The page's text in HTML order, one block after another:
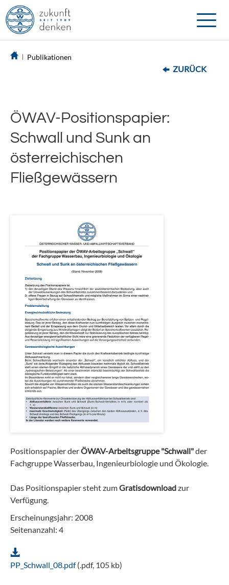
Toggle
Publikationen
ZURÜCK
ÖWAV-Positionspapier:
Schwall und Sunk an
österreichischen
Fließgewässern
Positionspapier derÖWAV-Arbeitsgruppe "Schwall"der
Fachgruppe Wasserbau, Ingenieurbiologie und Ökologie.
Das Positionspapier steht zumGratisdownloadzur
Verfügung.
Erscheinungsjahr: 2008
Seitenanzahl: 4
PP_Schwall_08.pdf(.pdf, 105 kb)